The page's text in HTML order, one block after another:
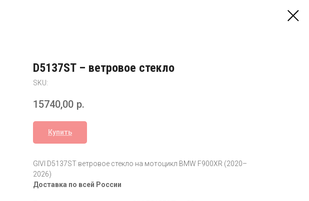
D5137ST – ветровое стекло
SKU:
15740,00 р.
Купить
GIVI D5137ST ветровое стекло на мотоцикл BMW F900XR (2020–
2026)
Доставка по всей России